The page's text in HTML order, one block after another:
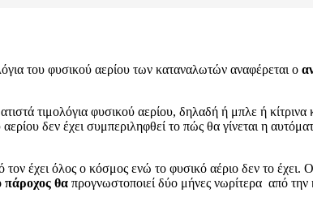
του φυσικού αερίου των καταναλωτών αναφέρεται ο
τιμολόγια φυσικού αερίου, δηλαδή ή μπλε ή
δεν έχει συμπεριληφθεί το πώς θα γίνεται η
τον έχει όλος ο κόσμος ενώ το φυσικό αέριο δεν το έχει.
πάροχος θα προγνωστοποιεί δύο μήνες νωρίτερα από